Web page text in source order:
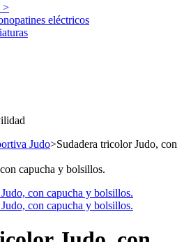
>
eléctricos
Judo>Sudadera tricolor Judo, con